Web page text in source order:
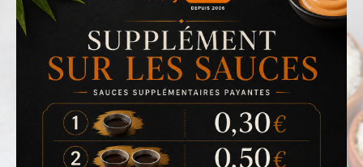
ACCUEIL
LA CARTE
VOTRE COMPTE